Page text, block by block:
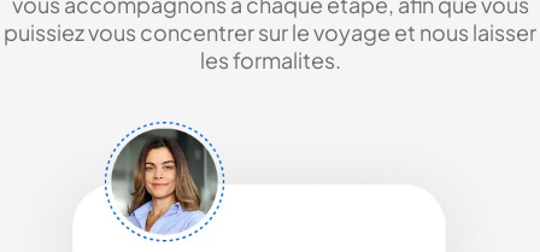
puissiez vous concentrer sur le voyage et nous laisser
les formalites.